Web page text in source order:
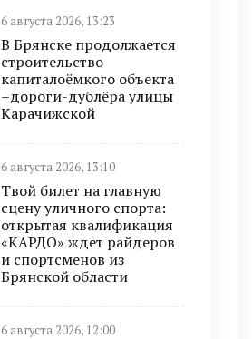
6 августа 2026, 13:23
В Брянске продолжается
строительство
капиталоёмкого объекта
–дороги-дублёра улицы
Карачижской
6 августа 2026, 13:10
Твой билет на главную
сцену уличного спорта:
открытая квалификация
«КАРДО» ждет райдеров
и спортсменов из
Брянской области
6 августа 2026, 12:00